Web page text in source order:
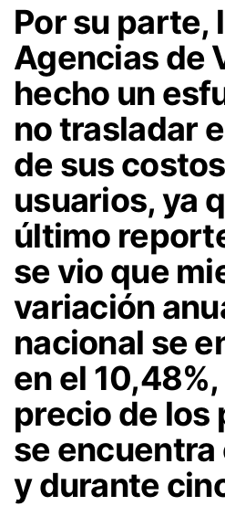
Por su parte,
Agencias de
hecho un
no trasladar
de sus
usuarios, ya
último
se vio que
variación
nacional se
en el
precio de los
se encuentra
y durante